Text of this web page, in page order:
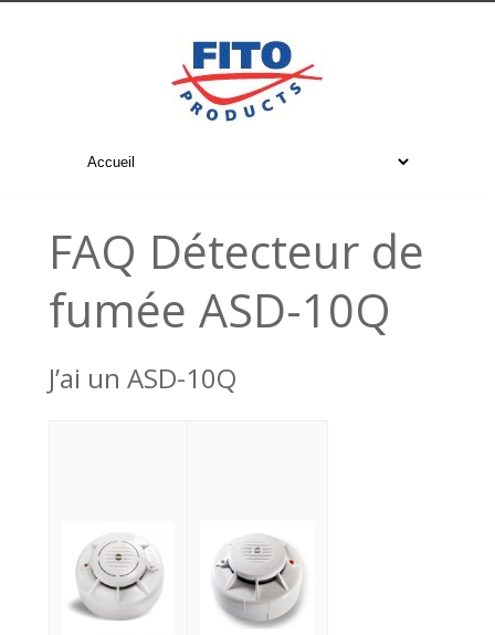
FAQ Détecteur de
fumée ASD-10Q
J’ai un ASD-10Q